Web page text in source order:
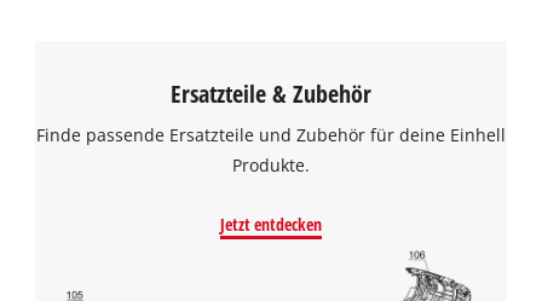
Ersatzteile & Zubehör
Finde passende Ersatzteile und Zubehör für deine Einhell
Produkte.
Jetzt entdecken